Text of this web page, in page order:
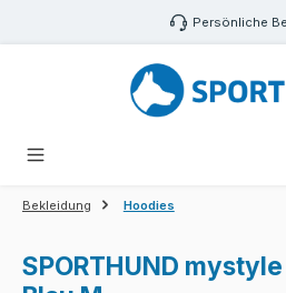
Zum Hauptinhalt springen Persönliche
Bekleidung Hoodies
SPORTHUND